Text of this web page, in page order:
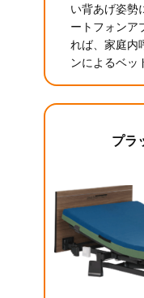
い背あげ姿勢
ートフォンア
れば、家庭内
ンによるベッ
プラ